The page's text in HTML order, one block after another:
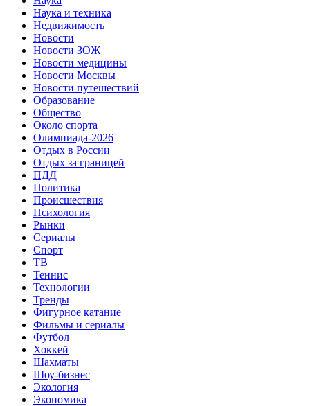
Наука и техника
Недвижимость
Новости
Новости ЗОЖ
Новости медицины
Новости Москвы
Новости путешествий
Образование
Общество
Около спорта
Олимпиада-2026
Отдых в России
Отдых за границей
ПДД
Политика
Происшествия
Психология
Рынки
Сериалы
Спорт
ТВ
Теннис
Технологии
Тренды
Фигурное катание
Фильмы и сериалы
Футбол
Хоккей
Шахматы
Шоу-бизнес
Экология
Экономика